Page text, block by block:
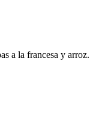
a la francesa y arroz.